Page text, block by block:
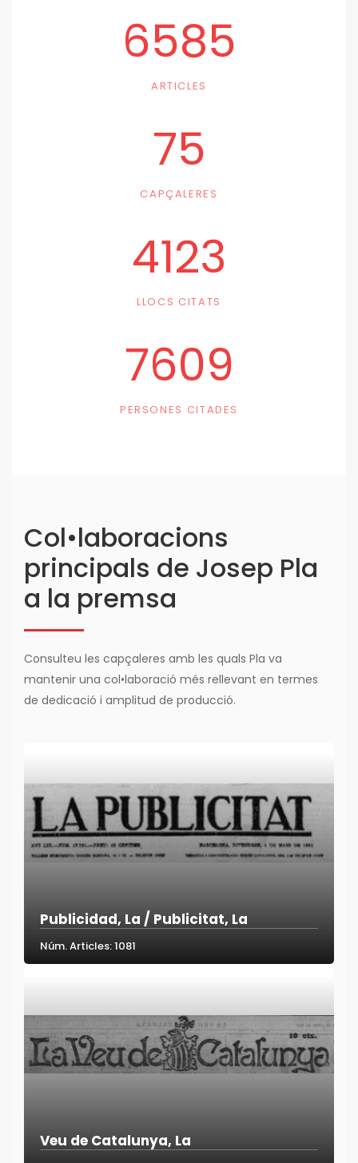
6585
ARTICLES
75
CAPÇALERES
4123
LLOCS CITATS
7609
PERSONES CITADES
Col•laboracions
principals de Josep Pla
a la premsa
Consulteu les capçaleres amb les quals Pla va
mantenir una col•laboració més rellevant en termes
de dedicació i amplitud de producció.
Publicidad, La / Publicitat, La
Núm. Articles: 1081
Veu de Catalunya, La